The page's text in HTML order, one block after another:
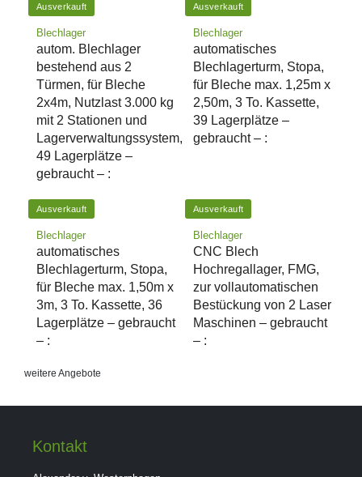
Ausverkauft
Blechlager
autom. Blechlager
bestehend aus 2
Türmen, für Bleche
2x4m, Nutzlast 3.000 kg
mit 2 Stationen und
Lagerverwaltungssystem,
49 Lagerplätze –
gebraucht – :
Ausverkauft
Blechlager
automatisches
Blechlagerturm, Stopa,
für Bleche max. 1,25m x
2,50m, 3 To. Kassette,
39 Lagerplätze –
gebraucht – :
Ausverkauft
Blechlager
automatisches
Blechlagerturm, Stopa,
für Bleche max. 1,50m x
3m, 3 To. Kassette, 36
Lagerplätze – gebraucht
– :
Ausverkauft
Blechlager
CNC Blech
Hochregallager, FMG,
zur vollautomatischen
Bestückung von 2 Laser
Maschinen – gebraucht
– :
weitere Angebote
Kontakt